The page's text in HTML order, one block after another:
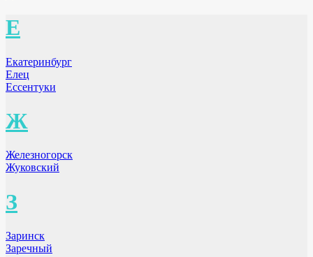
Е
Екатеринбург
Елец
Ессентуки
Ж
Железногорск
Жуковский
З
Заринск
Заречный